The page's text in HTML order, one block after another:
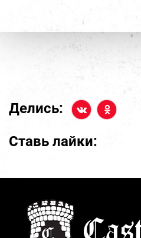
Делись:
Ставь лайки: